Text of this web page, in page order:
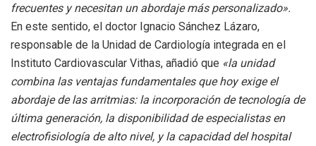
frecuentes y necesitan un abordaje más personalizado».
En este sentido, el doctor Ignacio Sánchez Lázaro,
responsable de la Unidad de Cardiología integrada en el
Instituto Cardiovascular Vithas, añadió que «la unidad
combina las ventajas fundamentales que hoy exige el
abordaje de las arritmias: la incorporación de tecnología de
última generación, la disponibilidad de especialistas en
electrofisiología de alto nivel, y la capacidad del hospital